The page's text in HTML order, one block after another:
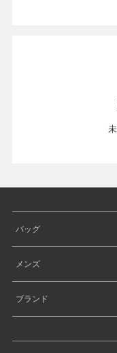
バッグ
メンズ
ブランド